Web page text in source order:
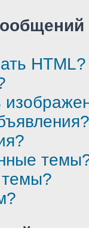
HTML?
темы?